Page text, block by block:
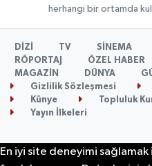
herhangi bir ortamda
DİZİ TV SİNEMA
RÖPORTAJ
ÖZEL HABER
MAGAZİN
DÜNYA
Gizlilik Sözleşmesi
Künye
Topluluk
Yayın İlkeleri
En iyi site deneyimi